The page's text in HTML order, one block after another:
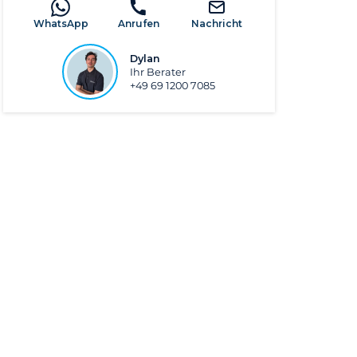
WhatsApp Anrufen Nachricht
Dylan
Ihr Berater
+49 69 1200 7085